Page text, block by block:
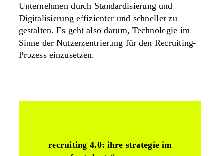
Unternehmen durch Standardisierung und
Digitalisierung effizienter und schneller zu
gestalten. Es geht also darum, Technologie im
Sinne der Nutzerzentrierung für den Recruiting-
Prozess einzusetzen.
recruiting 4.0: ihre strategie im